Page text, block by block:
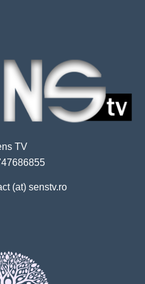
TV
(at) senstv.ro